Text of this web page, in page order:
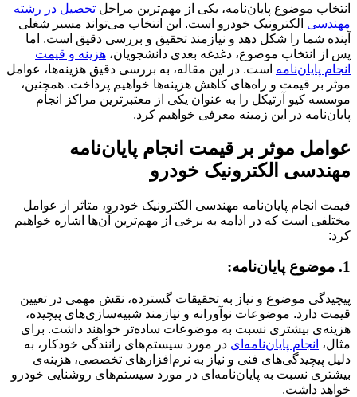
انتخاب موضوع پایان‌نامه، یکی از مهم‌ترین مراحل تحصیل در رشته
مهندسی الکترونیک خودرو است. این انتخاب می‌تواند مسیر شغلی
آینده شما را شکل دهد و نیازمند تحقیق و بررسی دقیق است. اما
پس از انتخاب موضوع، دغدغه بعدی دانشجویان، هزینه و قیمت
انجام پایان‌نامه است. در این مقاله، به بررسی دقیق هزینه‌ها، عوامل
موثر بر قیمت و راه‌های کاهش هزینه‌ها خواهیم پرداخت. همچنین،
موسسه کیو آرتیکل را به عنوان یکی از معتبرترین مراکز انجام
پایان‌نامه در این زمینه معرفی خواهیم کرد.
عوامل موثر بر قیمت انجام پایان‌نامه
مهندسی الکترونیک خودرو
قیمت انجام پایان‌نامه مهندسی الکترونیک خودرو، متاثر از عوامل
مختلفی است که در ادامه به برخی از مهم‌ترین آن‌ها اشاره خواهیم
کرد:
1. موضوع پایان‌نامه:
پیچیدگی موضوع و نیاز به تحقیقات گسترده، نقش مهمی در تعیین
قیمت دارد. موضوعات نوآورانه و نیازمند شبیه‌سازی‌های پیچیده،
هزینه‌ی بیشتری نسبت به موضوعات ساده‌تر خواهند داشت. برای
مثال، انجام پایان‌نامه‌ای در مورد سیستم‌های رانندگی خودکار، به
دلیل پیچیدگی‌های فنی و نیاز به نرم‌افزارهای تخصصی، هزینه‌ی
بیشتری نسبت به پایان‌نامه‌ای در مورد سیستم‌های روشنایی خودرو
خواهد داشت.